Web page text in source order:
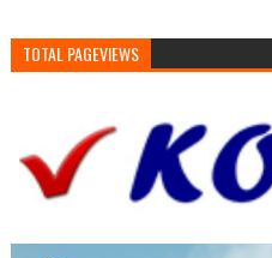
TOTAL PAGEVIEWS